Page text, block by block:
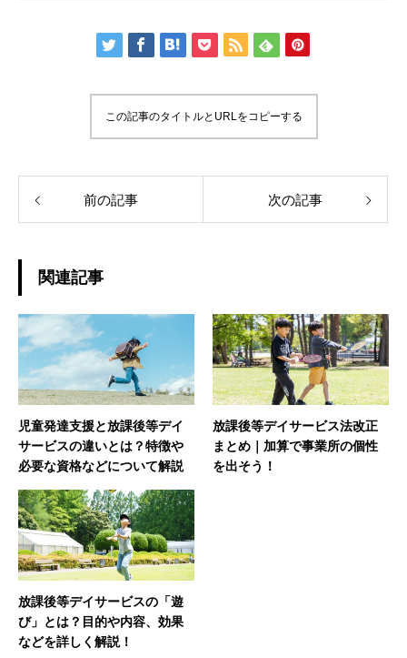
この記事のタイトルとURLをコピーする
前の記事 次の記事
関連記事
児童発達支援と放課後等デイ
サービスの違いとは？特徴や
必要な資格などについて解説
放課後等デイサービス法改正
まとめ｜加算で事業所の個性
を出そう！
放課後等デイサービスの「遊
び」とは？目的や内容、効果
などを詳しく解説！